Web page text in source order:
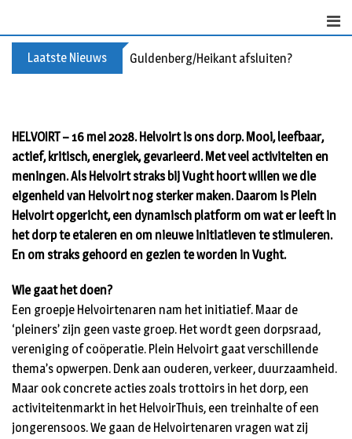
Laatste Nieuws Guldenberg/Heikant afsluiten?
HELVOIRT – 16 mei 2028. Helvoirt is ons dorp. Mooi, leefbaar,
actief, kritisch, energiek, gevarieerd. Met veel activiteiten en
meningen. Als Helvoirt straks bij Vught hoort willen we die
eigenheid van Helvoirt nog sterker maken. Daarom is Plein
Helvoirt opgericht, een dynamisch platform om wat er leeft in
het dorp te etaleren en om nieuwe initiatieven te stimuleren.
En om straks gehoord en gezien te worden in Vught.
Wie gaat het doen?
Een groepje Helvoirtenaren nam het initiatief. Maar de
‘pleiners’ zijn geen vaste groep. Het wordt geen dorpsraad,
vereniging of coöperatie. Plein Helvoirt gaat verschillende
thema’s opwerpen. Denk aan ouderen, verkeer, duurzaamheid.
Maar ook concrete acties zoals trottoirs in het dorp, een
activiteitenmarkt in het HelvoirThuis, een treinhalte of een
jongerensoos. We gaan de Helvoirtenaren vragen wat zij